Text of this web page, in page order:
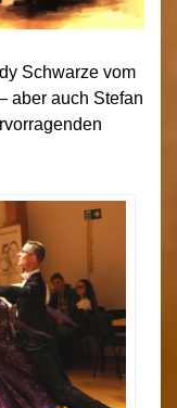
Schwarze vom
aber auch Stefan